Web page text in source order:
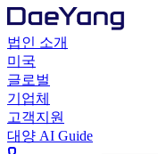
법인 소개
미국
글로벌
기업체
고객지원
대양 AI Guide